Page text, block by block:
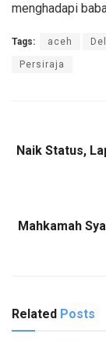
menghadapi
Tags: aceh
Persiraja
Naik Status,
Mahkamah
Related Posts